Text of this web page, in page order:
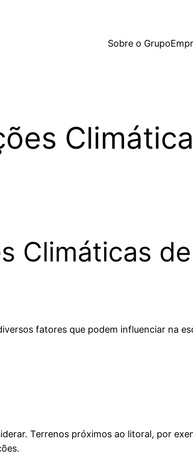
Sobre o Grupo
Climáticas
fatores que podem influenciar na
Terrenos próximos ao litoral, por